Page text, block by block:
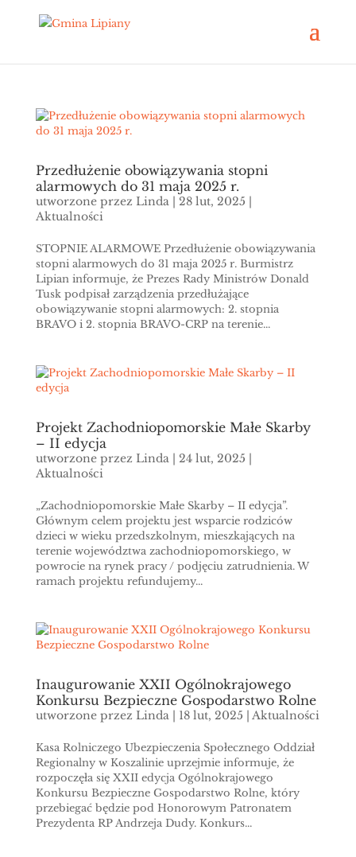
Przedłużenie obowiązywania stopni
alarmowych do 31 maja 2025 r.
utworzone przez Linda| 28 lut, 2025 |
Aktualności
STOPNIE ALARMOWE Przedłużenie obowiązywania
stopni alarmowych do 31 maja 2025 r. Burmistrz
Lipian informuje, że Prezes Rady Ministrów Donald
Tusk podpisał zarządzenia przedłużające
obowiązywanie stopni alarmowych: 2. stopnia
BRAVO i 2. stopnia BRAVO-CRP na terenie...
Projekt Zachodniopomorskie Małe Skarby
– II edycja
utworzone przez Linda| 24 lut, 2025 |
Aktualności
„Zachodniopomorskie Małe Skarby – II edycja”.
Głównym celem projektu jest wsparcie rodziców
dzieci w wieku przedszkolnym, mieszkających na
terenie województwa zachodniopomorskiego, w
powrocie na rynek pracy / podjęciu zatrudnienia. W
ramach projektu refundujemy...
Inaugurowanie XXII Ogólnokrajowego
Konkursu Bezpieczne Gospodarstwo Rolne
utworzone przez Linda| 18 lut, 2025 | Aktualności
Kasa Rolniczego Ubezpieczenia Społecznego Oddział
Regionalny w Koszalinie uprzejmie informuje, że
rozpoczęła się XXII edycja Ogólnokrajowego
Konkursu Bezpieczne Gospodarstwo Rolne, który
przebiegać będzie pod Honorowym Patronatem
Prezydenta RP Andrzeja Dudy. Konkurs...